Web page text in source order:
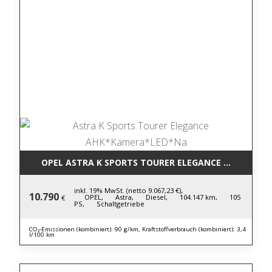
OPEL ASTRA K SPORTS TOURER ELEGANCE
10.790 €
inkl. 19% MwSt. (netto 9.067,23 €),
OPEL, Astra, Diesel, 104.147 km, 105
PS, Schaltgetriebe
CO₂-Emissionen (kombiniert): 90 g/km, Kraftstoffverbrauch (kombiniert): 3,4
l/100 km